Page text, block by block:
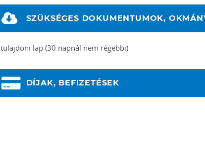
SZÜKSÉGES DOKUMENTUMOK,
tulajdoni lap (30 napnál nem régebbi)
DÍJAK, BEFIZETÉSEK